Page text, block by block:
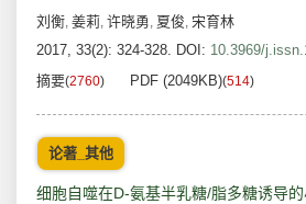
刘衡, 姜莉, 许晓勇, 夏俊, 宋育林
2017, 33(2): 324-328. DOI: 10.3969/
摘要(2760) PDF (2049KB)(514)
论著_其他
细胞自噬在D-氨基半乳糖/脂多糖诱导